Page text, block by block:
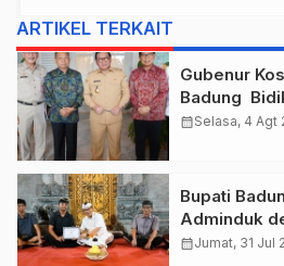
ARTIKEL TERKAIT
Gubenur
Badung
Gaspol
calendar_monthSelasa, 4 Agt
Bupati
Adminduk
calendar_monthJumat, 31 Jul